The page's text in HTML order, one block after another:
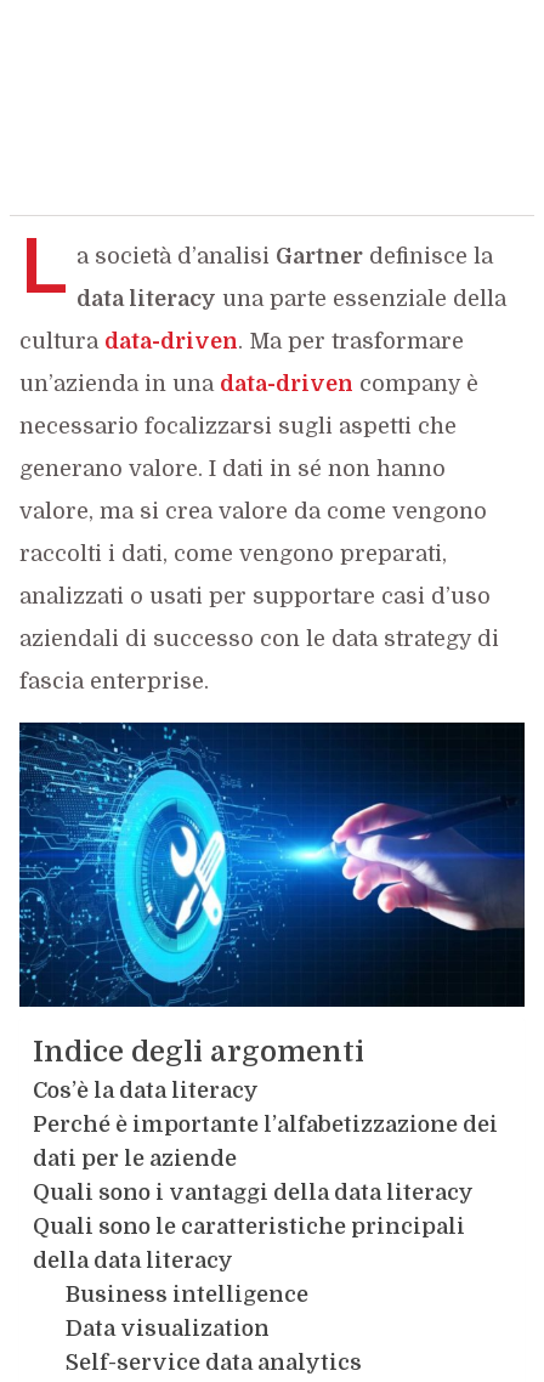
L a società d’analisi Gartnerdefinisce la
data literacy una parte essenziale della
cultura data-driven. Ma per trasformare
un’azienda in una data-driven company è
necessario focalizzarsi sugli aspetti che
generano valore. I dati in sé non hanno
valore, ma si crea valore da come vengono
raccolti i dati, come vengono preparati,
analizzati o usati per supportare casi d’uso
aziendali di successo con le data strategy di
fascia enterprise.
Indice degli argomenti
Cos’è la data literacy
Perché è importante l’alfabetizzazione dei
dati per le aziende
Quali sono i vantaggi della data literacy
Quali sono le caratteristiche principali
della data literacy
Business intelligence
Data visualization
Self-service data analytics